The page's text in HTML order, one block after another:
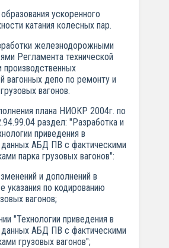
ускоренного
катания колесных пар.
железнодорожными
Регламента технической
вагонных депо по ремонту и
вагонов.
плана НИОКР 2004г. по
раздел: "Разработка и
приведения в
данных АБД ПВ с фактическими
парка грузовых вагонов":
и дополнений в
указания по кодированию
вагонов;
"Технологии приведения в
данных АБД ПВ с фактическими
грузовых вагонов";